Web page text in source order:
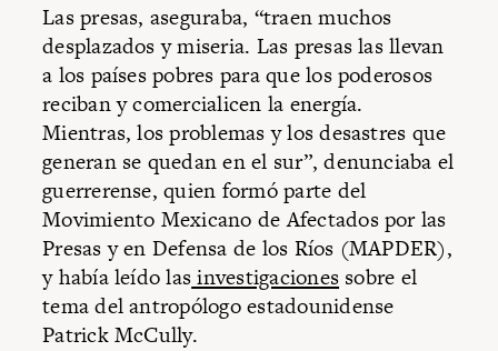
Las presas, aseguraba, “traen muchos
desplazados y miseria. Las presas las llevan
a los países pobres para que los poderosos
reciban y comercialicen la energía.
Mientras, los problemas y los desastres que
generan se quedan en el sur”, denunciaba el
guerrerense, quien formó parte del
Movimiento Mexicano de Afectados por las
Presas y en Defensa de los Ríos (MAPDER),
y había leído lasinvestigaciones sobre el
tema del antropólogo estadounidense
Patrick McCully.